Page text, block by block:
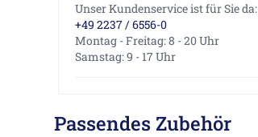
Unser Kundenservice ist für Sie da:
+49 2237 / 6556-0
Montag - Freitag: 8 - 20 Uhr
Samstag: 9 - 17 Uhr
Passendes Zubehör